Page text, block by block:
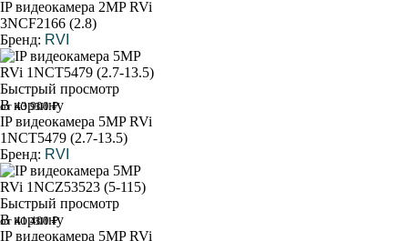
IP видеокамера 2MP RVi
3NCF2166 (2.8)
Бренд: RVI
Быстрый просмотр
В корзину
от 43 900 ₽
IP видеокамера 5MP RVi
1NCT5479 (2.7-13.5)
Бренд: RVI
Быстрый просмотр
В корзину
от 41 400 ₽
IP видеокамера 5MP RVi